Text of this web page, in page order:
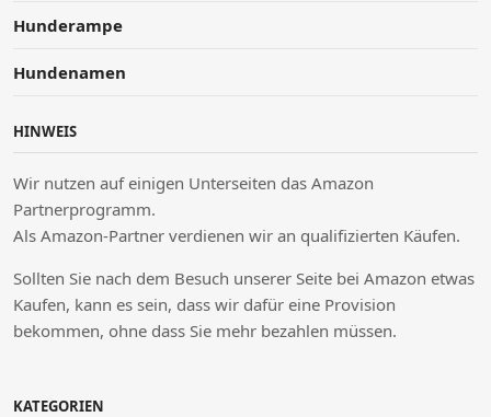
Hunderampe
Hundenamen
HINWEIS
Wir nutzen auf einigen Unterseiten das Amazon
Partnerprogramm.
Als Amazon-Partner verdienen wir an qualifizierten Käufen.
Sollten Sie nach dem Besuch unserer Seite bei Amazon etwas
Kaufen, kann es sein, dass wir dafür eine Provision
bekommen, ohne dass Sie mehr bezahlen müssen.
KATEGORIEN